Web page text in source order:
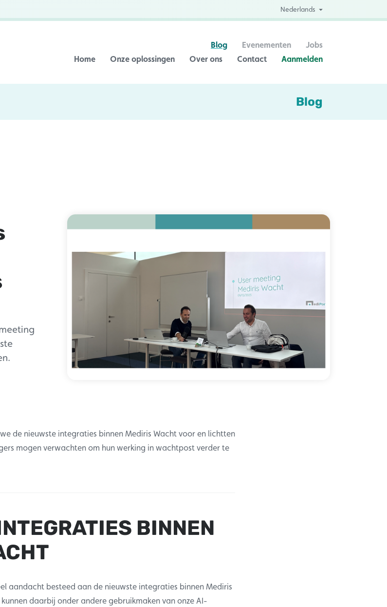
Nederlands
Home Onze oplossingen Over ons Contact Aanmelden
Blog Evenementen Jobs
Blog
de nieuwste integraties binnen Mediris Wacht voor en lichtten
mogen verwachten om hun werking in wachtpost verder te
BINNEN
aandacht besteed aan de nieuwste integraties binnen Mediris
daarbij onder andere gebruikmaken van onze AI-